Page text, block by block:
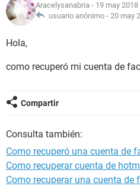
Aracelysanabria - 19 may
usuario anónimo - 20 may
Hola,
como recuperó mi cuenta de
Compartir
Consulta también:
Como recuperó una cuenta de
Como recuperar cuenta de
Como recuperar una cuenta de